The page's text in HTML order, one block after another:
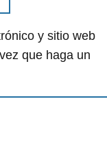
y sitio web
que haga un